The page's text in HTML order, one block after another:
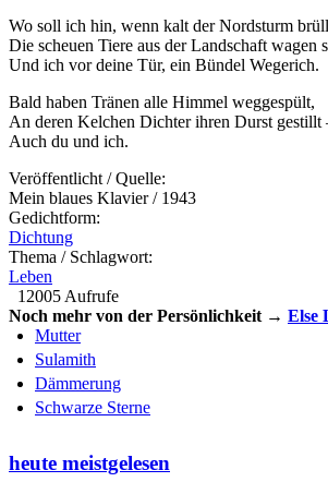
Wo soll ich hin, wenn kalt der Nordsturm
Die scheuen Tiere aus der Landschaft wagen
Und ich vor deine Tür, ein Bündel Wegerich.
Bald haben Tränen alle Himmel weggespült,
An deren Kelchen Dichter ihren Durst gestillt
Auch du und ich.
Veröffentlicht / Quelle:
Mein blaues Klavier / 1943
Gedichtform:
Dichtung
Thema / Schlagwort:
Leben
12005 Aufrufe
Noch mehr von der Persönlichkeit → Else
Mutter
Sulamith
Dämmerung
Schwarze Sterne
heute meistgelesen